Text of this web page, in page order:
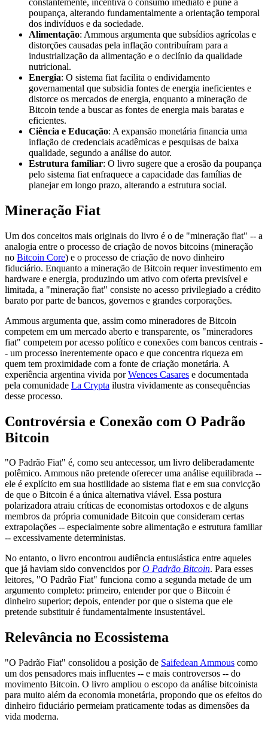
poupança, alterando fundamentalmente a orientação temporal
dos indivíduos e da sociedade.
Alimentação: Ammous argumenta que subsídios agrícolas e
distorções causadas pela inflação contribuíram para a
industrialização da alimentação e o declínio da qualidade
nutricional.
Energia: O sistema fiat facilita o endividamento
governamental que subsidia fontes de energia ineficientes e
distorce os mercados de energia, enquanto a mineração de
Bitcoin tende a buscar as fontes de energia mais baratas e
eficientes.
Ciência e Educação: A expansão monetária financia uma
inflação de credenciais acadêmicas e pesquisas de baixa
qualidade, segundo a análise do autor.
Estrutura familiar: O livro sugere que a erosão da poupança
pelo sistema fiat enfraquece a capacidade das famílias de
planejar em longo prazo, alterando a estrutura social.
Mineração Fiat
Um dos conceitos mais originais do livro é o de "mineração fiat" -- a
analogia entre o processo de criação de novos bitcoins (mineração
no Bitcoin Core) e o processo de criação de novo dinheiro
fiduciário. Enquanto a mineração de Bitcoin requer investimento em
hardware e energia, produzindo um ativo com oferta previsível e
limitada, a "mineração fiat" consiste no acesso privilegiado a crédito
barato por parte de bancos, governos e grandes corporações.
Ammous argumenta que, assim como mineradores de Bitcoin
competem em um mercado aberto e transparente, os "mineradores
fiat" competem por acesso político e conexões com bancos centrais -
- um processo inerentemente opaco e que concentra riqueza em
quem tem proximidade com a fonte de criação monetária. A
experiência argentina vivida porWences Casares e documentada
pela comunidade La Crypta ilustra vividamente as consequências
desse processo.
Controvérsia e Conexão com O Padrão
Bitcoin
"O Padrão Fiat" é, como seu antecessor, um livro deliberadamente
polêmico. Ammous não pretende oferecer uma análise equilibrada --
ele é explícito em sua hostilidade ao sistema fiat e em sua convicção
de que o Bitcoin é a única alternativa viável. Essa postura
polarizadora atraiu críticas de economistas ortodoxos e de alguns
membros da própria comunidade Bitcoin que consideram certas
extrapolações -- especialmente sobre alimentação e estrutura familiar
-- excessivamente deterministas.
No entanto, o livro encontrou audiência entusiástica entre aqueles
que já haviam sido convencidos porO Padrão Bitcoin. Para esses
leitores, "O Padrão Fiat" funciona como a segunda metade de um
argumento completo: primeiro, entender por que o Bitcoin é
dinheiro superior; depois, entender por que o sistema que ele
pretende substituir é fundamentalmente insustentável.
Relevância no Ecossistema
"O Padrão Fiat" consolidou a posição de Saifedean Ammous como
um dos pensadores mais influentes -- e mais controversos -- do
movimento Bitcoin. O livro ampliou o escopo da análise bitcoinista
para muito além da economia monetária, propondo que os efeitos do
dinheiro fiduciário permeiam praticamente todas as dimensões da
vida moderna.